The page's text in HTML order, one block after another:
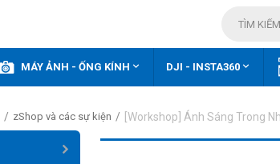
MÁY ẢNH - ỐNG KÍNH  DJI - INSTA360 
/ zShop và các sự kiện / [Workshop] Ánh Sáng Trong